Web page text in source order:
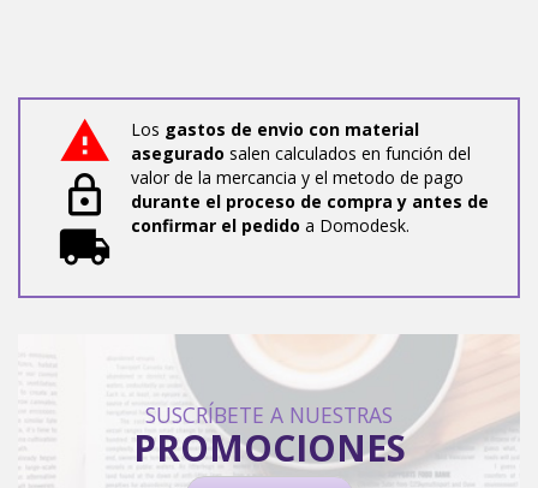
Los gastos de envio con material
asegurado salen calculados en función del
valor de la mercancia y el metodo de pago
durante el proceso de compra y antes de
confirmar el pedido a Domodesk.
SUSCRÍBETE A NUESTRAS
PROMOCIONES